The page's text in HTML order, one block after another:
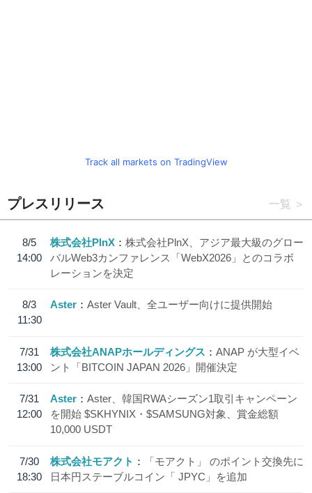
Track all markets on TradingView
プレスリリース 一覧
8/5
14:00
株式会社PlnX
株式会社PlnX、アジア最大級のグロー
バルWeb3カンファレンス「WebX2026」とのコラボ
レーションを決定
8/3
11:30
Aster Aster Vault、全ユーザー向けに提供開始
7/31
13:00
株式会社ANAPホールディングス
ANAP が大型イベ
ント「BITCOIN JAPAN 2026」開催決定
7/31
12:00
Aster
Aster、韓国RWAシーズン1取引キャンペーン
を開始 $SKHYNIX・$SAMSUNG対象、賞金総額
10,000 USDT
7/30
18:30
株式会社モアクト
「モアクト」 のポイント交換先に
日本円ステーブルコイン「 JPYC」を追加